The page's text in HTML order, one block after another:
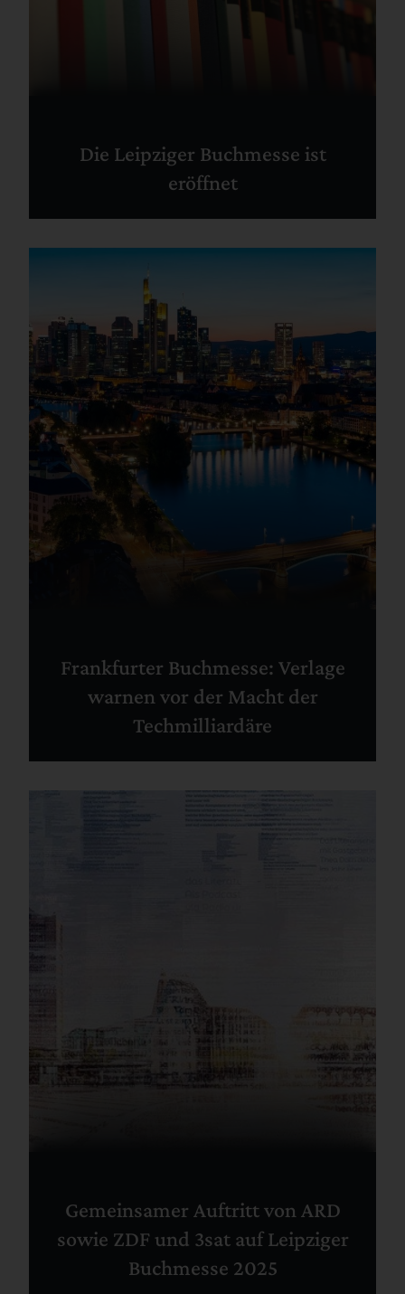
Die Leipziger Buchmesse ist
eröffnet
Frankfurter Buchmesse: Verlage
warnen vor der Macht der
Techmilliardäre
Gemeinsamer Auftritt von ARD
sowie ZDF und 3sat auf Leipziger
Buchmesse 2025